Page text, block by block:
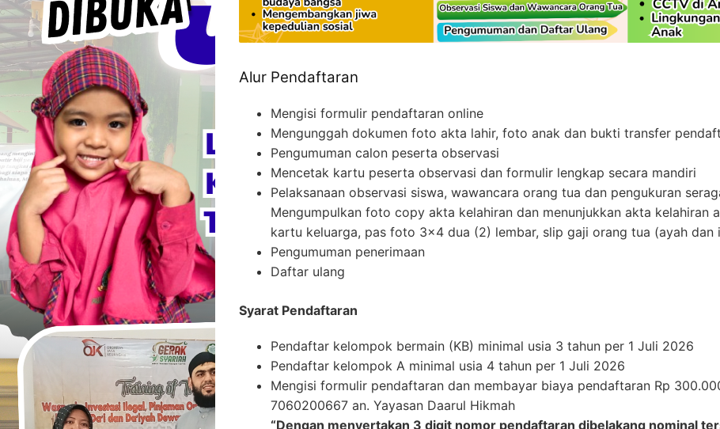
Alur Pendaftaran
Mengisi formulir pendaftaran online
Mengunggah dokumen foto akta lahir, foto anak dan bukti transfer
Pengumuman calon peserta observasi
Mencetak kartu peserta observasi dan formulir lengkap secara mandiri
Pelaksanaan observasi siswa, wawancara orang tua dan pengukuran
Mengumpulkan foto copy akta kelahiran dan menunjukkan akta kelahiran
kartu keluarga, pas foto 3×4 dua (2) lembar, slip gaji orang tua (ayah dan
Pengumuman penerimaan
Daftar ulang
Syarat Pendaftaran
Pendaftar kelompok bermain (KB) minimal usia 3 tahun per 1 Juli 2026
Pendaftar kelompok A minimal usia 4 tahun per 1 Juli 2026
Mengisi formulir pendaftaran dan membayar biaya pendaftaran Rp
7060200667 an. Yayasan Daarul Hikmah
“Dengan menyertakan 3 digit nomor pendaftaran dibelakang nominal